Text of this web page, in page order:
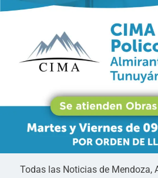
Todas las Noticias de Mendoza,